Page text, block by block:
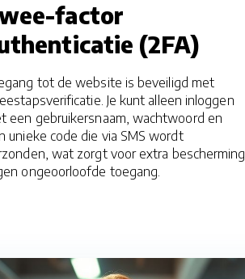
factor
(2FA)
tot de website is beveiligd met
Je kunt alleen inloggen
een gebruikersnaam, wachtwoord en
unieke code die via SMS wordt
wat zorgt voor extra bescherming
ongeoorloofde toegang.